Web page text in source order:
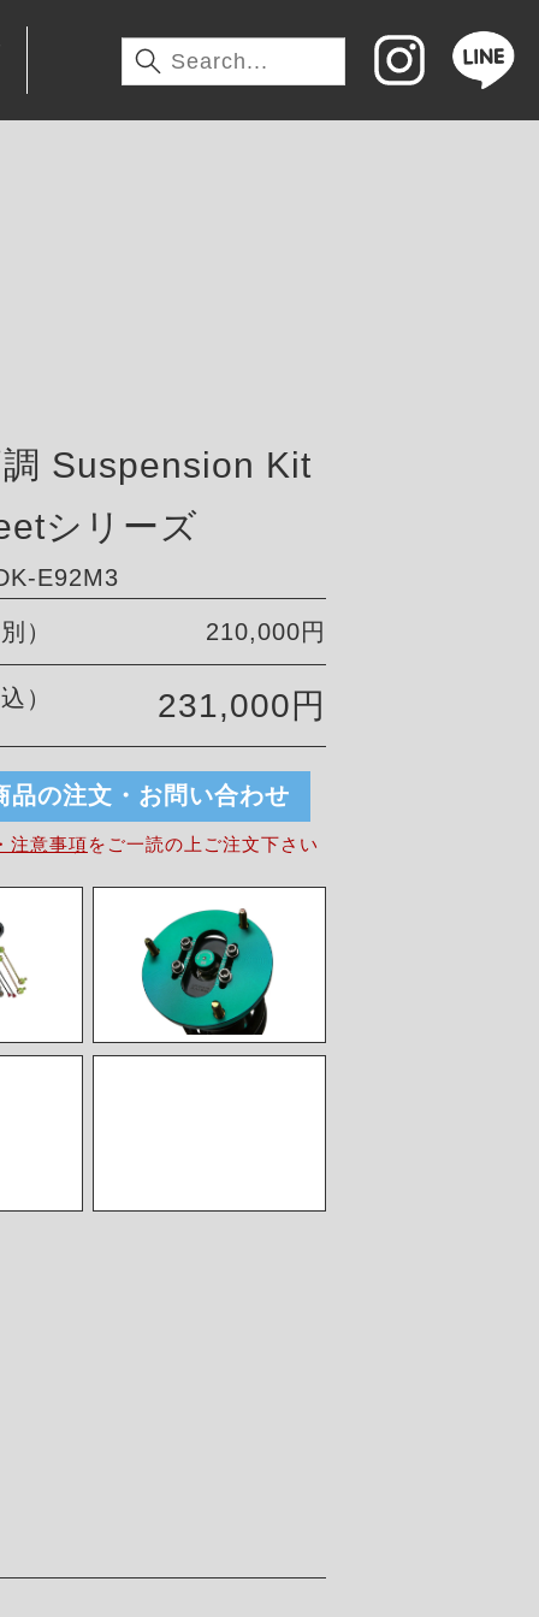
Suspension Kit
シリーズ
E92M3
） 210,000円
） 231,000円
品の注文・お問い合わせ
注意事項を ご一読の上ご注文下さい